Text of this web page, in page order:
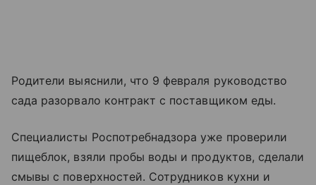
Родители выяснили, что 9 февраля руководство
сада разорвало контракт с поставщиком еды.
Специалисты Роспотребнадзора уже проверили
пищеблок, взяли пробы воды и продуктов, сделали
смывы с поверхностей. Сотрудников кухни и